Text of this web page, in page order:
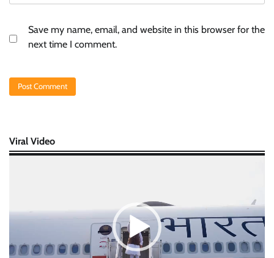
Save my name, email, and website in this browser for the
next time I comment.
Viral Video